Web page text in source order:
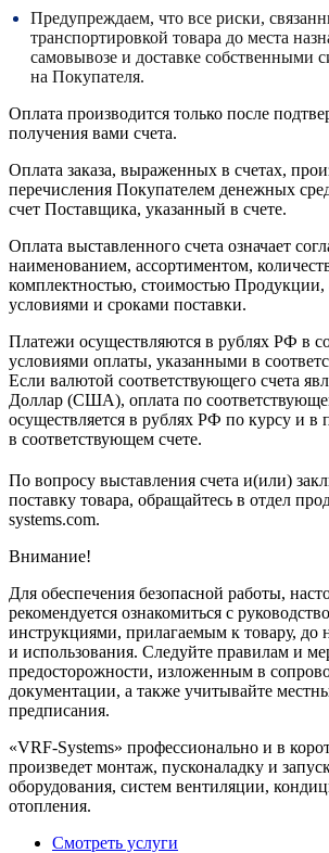
Предупреждаем, что все риски,
транспортировкой товара до места
самовывозе и доставке собственными
на Покупателя.
Оплата производится только после
получения вами счета.
Оплата заказа, выраженных в счетах,
перечисления Покупателем денежных
счет Поставщика, указанный в счете.
Оплата выставленного счета означает
наименованием, ассортиментом,
комплектностью, стоимостью Продукции,
условиями и сроками поставки.
Платежи осуществляются в рублях РФ в
условиями оплаты, указанными в
Если валютой соответствующего счета
Доллар (США), оплата по
осуществляется в рублях РФ по курсу и в
в соответствующем cчете.
По вопросу выставления счета и(или)
поставку товара, обращайтесь в отдел
systems.com.
Внимание!
Для обеспечения безопасной работы,
рекомендуется ознакомиться с
инструкциями, прилагаемым к товару, до
и использования. Следуйте правилам и
предосторожности, изложенным в
документации, а также учитывайте
предписания.
«VRF-Systems» профессионально и в
произведет монтаж, пусконаладку и
оборудования, систем вентиляции,
отопления.
Смотреть услуги